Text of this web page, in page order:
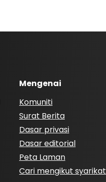
Mengenai
Komuniti
Surat Berita
Dasar privasi
Dasar editorial
Peta Laman
Cari mengikut syarikat